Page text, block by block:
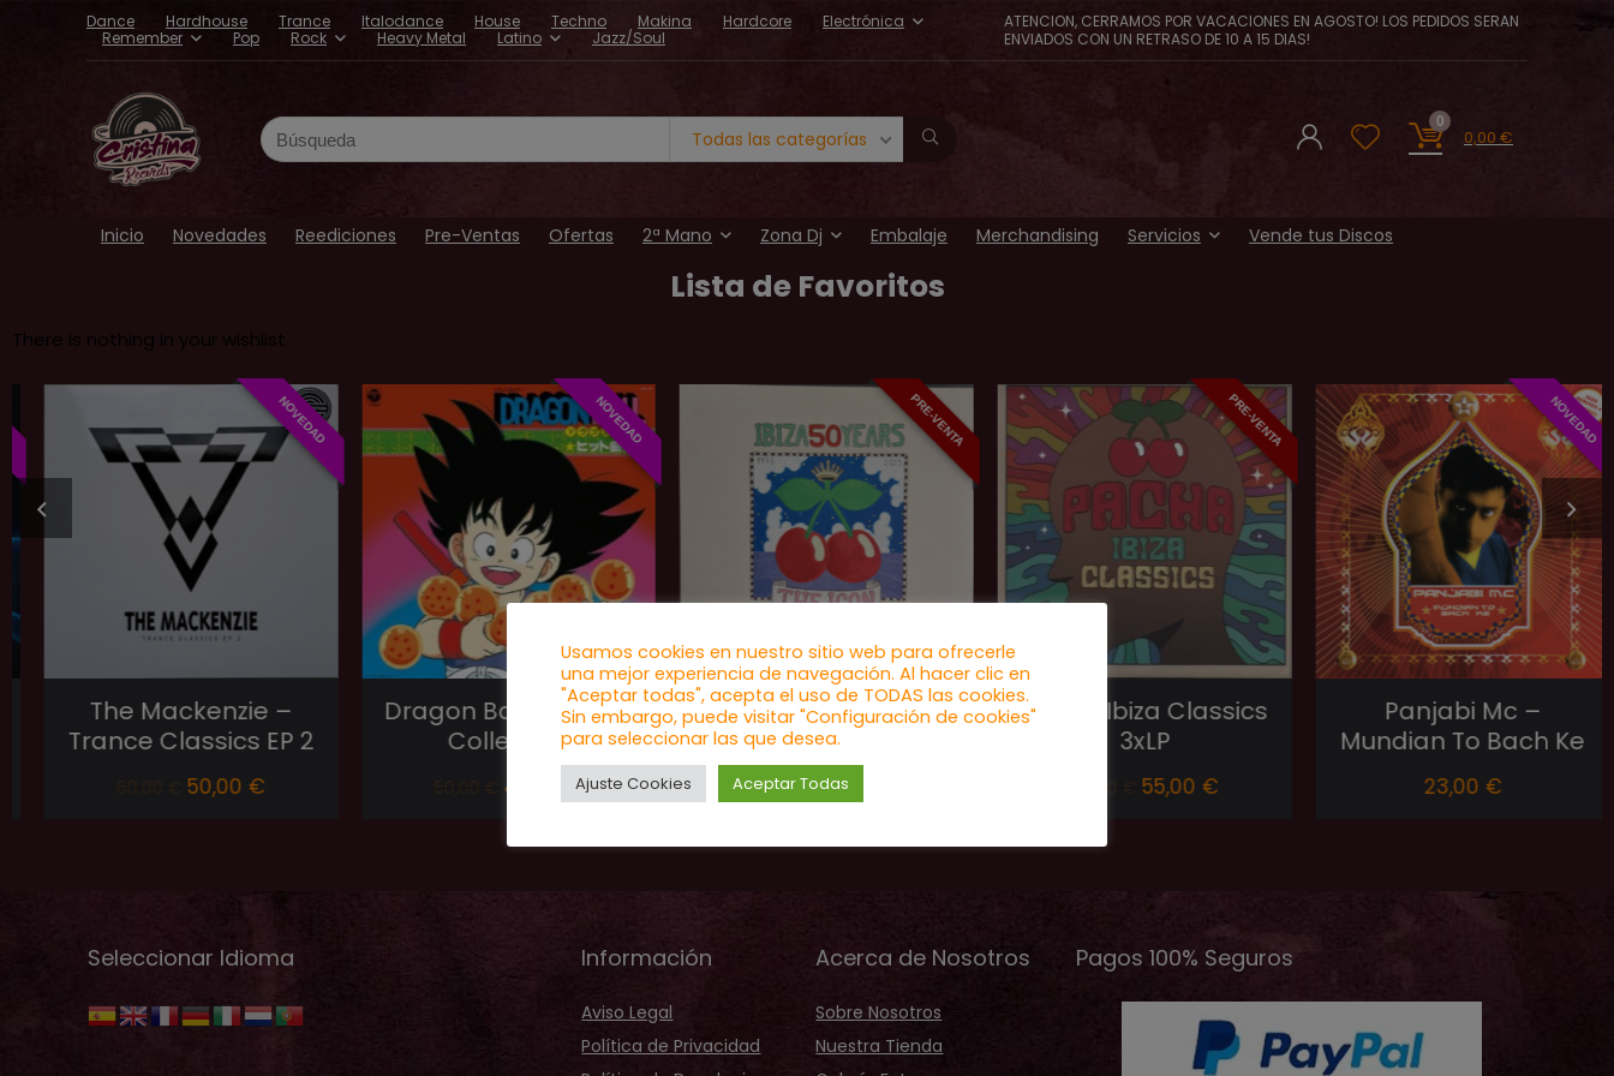
Dance Hardhouse Trance Italodance House Techno Makina Hardcore
Electrónica
Remember
Pop Rock Heavy Metal Latino Jazz/Soul
ATENCION, CERRAMOS POR VACACIONES EN AGOSTO! LOS PEDIDOS SERAN
ENVIADOS CON UN RETRASO DE 10 A 15 DIAS!
Todas las categorías
0
0,00 €
Inicio Novedades Reediciones Pre-Ventas Ofertas 2ª Mano Zona Dj Embalaje Merchandising Servicios Vende tus Discos
Lista de Favoritos
There is nothing in your wishlist
NOVEDAD
The Mackenzie –
Trance Classics EP 2
50,00€
NOVEDAD
Dragon Ball Hit Song
Collection
50,00 45,00
PRE-VENTA
Pacha Ibiza 50 Years
3xLP
60,00€ 55,00
PRE-VENTA
Pacha Ibiza Classics
3xLP
55,00€
NOVEDAD
Panjabi Mc –
Mundian To Bach Ke
23,00€
Seleccionar Idioma Información
Aviso Legal
Política de Privacidad
Acerca de Nosotros
Sobre Nosotros
Nuestra Tienda
Pagos 100% Seguros
Usamos cookies en nuestro sitio web para ofrecerle
una mejor experiencia de navegación. Al hacer clic en
"Aceptar todas", acepta el uso de TODAS las cookies.
Sin embargo, puede visitar "Configuración de cookies"
para seleccionar las que desea.
Ajuste Cookies Aceptar Todas